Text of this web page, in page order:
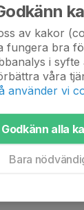
v.51
11 (Nacka
av kakor
fungera bra
i syfte
våra
använder vi
Godkänn alla
Bara